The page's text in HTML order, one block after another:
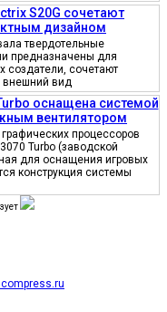
S20G сочетают
дизайном
твердотельные
предназначены для
создатели, сочетают
внешний вид
оснащена системой
вентилятором
процессоров
Turbo (заводской
для оснащения игровых
конструкция системы